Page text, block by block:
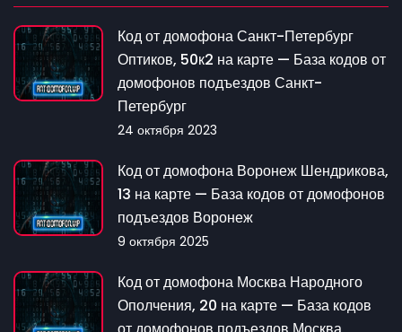
Код от домофона Санкт-Петербург
Оптиков, 50к2 на карте — База кодов от
домофонов подъездов Санкт-
Петербург
24 октября 2023
Код от домофона Воронеж Шендрикова,
13 на карте — База кодов от домофонов
подъездов Воронеж
9 октября 2025
Код от домофона Москва Народного
Ополчения, 20 на карте — База кодов